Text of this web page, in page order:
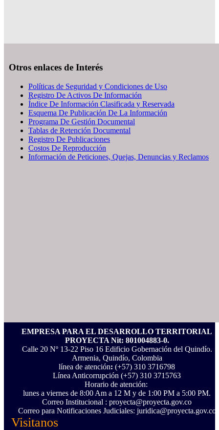
Otros enlaces de Interés
Políticas de Seguridad y Condiciones de Uso
Registro De Activos De Información
Índice De Información Clasificada y Reservada
Esquema De Publicación De La Información
Programa De Gestión Documental
Tablas de Retención Documental
Registro De Publicaciones
Costos De Reproducción
Información de Peticiones, Quejas, Denuncias y Reclamos
EMPRESA PARA EL DESARROLLO TERRITORIAL
PROYECTA Nit: 801004883-0.
Calle 20 Nº 13-22 Piso 16 Edificio Gobernación del Quindío.
Armenia, Quindío, Colombia
línea de atención: (+57) 310 3716798
Línea Anticorrupción ‪(+57) 310 3715763‬
Horario de atención:
lunes a viernes de 8:00 Am a 12 M y de 1:00 PM a 5:00 PM.
Correo Institucional : proyecta@proyecta.gov.co
Correo para Notificaciones Judiciales: juridica@proyecta.gov.co
Visitanos